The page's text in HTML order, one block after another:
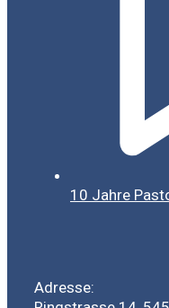
10 Jahre
Adresse: